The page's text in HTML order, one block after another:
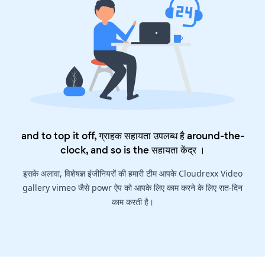
and to top it off, ग्राहक सहायता उपलब्ध है around-the-
clock, and so is theसहायता केंद्र।
इसके अलावा, विशेषज्ञ इंजीनियरों की हमारी टीम आपके Cloudrexx Video
gallery vimeo जैसे powr ऐप को आपके लिए काम करने के लिए रात-दिन
काम करती है।